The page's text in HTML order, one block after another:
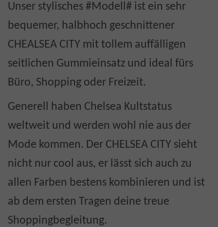
Unser stylisches #Modell# ist ein sehr
bequemer, halbhoch geschnittener
CHEALSEA CITY mit tollem auffälligen
seitlichen Gummieinsatz und ideal fürs
Büro, Shopping oder Freizeit.
Generell haben Chelsea Kultstatus
weltweit und werden wohl nie aus der
Mode kommen. Der CHELSEA CITY sieht
nicht nur cool aus, er lässt sich auch zu
allen Farben bestens kombinieren und ist
ab dem ersten Tragen deine treue
Shoppingbegleitung.